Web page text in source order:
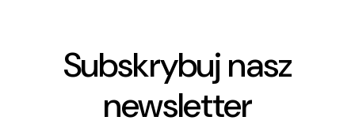
Subskrybuj nasz
newsletter